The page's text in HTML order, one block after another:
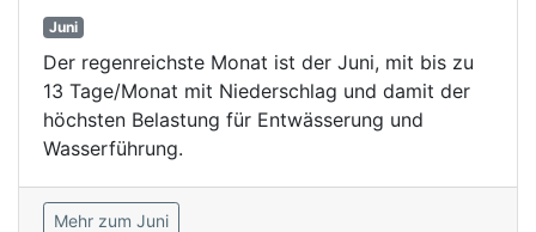
Juni
Der regenreichste Monat ist der Juni, mit bis zu
13 Tage/Monat mit Niederschlag und damit der
höchsten Belastung für Entwässerung und
Wasserführung.
Mehr zum Juni